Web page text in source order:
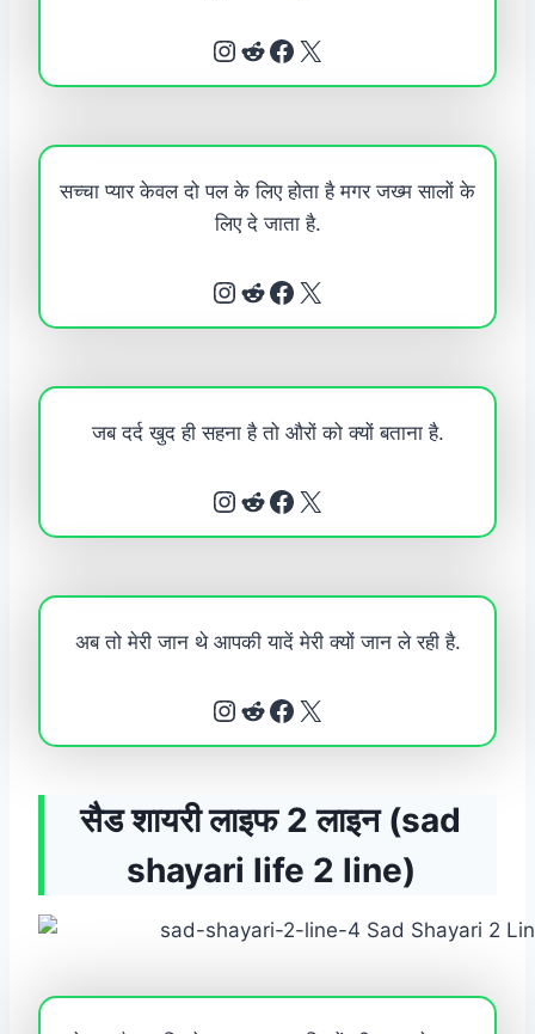
Instagram Reddit Facebook X
सच्चा प्यार केवल दो पल के लिए होता है मगर जख्म सालों के
लिए दे जाता है.
Instagram Reddit Facebook X
जब दर्द खुद ही सहना है तो औरों को क्यों बताना है.
Instagram Reddit Facebook X
अब तो मेरी जान थे आपकी यादें मेरी क्यों जान ले रही है.
Instagram Reddit Facebook X
सैड शायरी लाइफ 2 लाइन (sad
shayari life 2 line)